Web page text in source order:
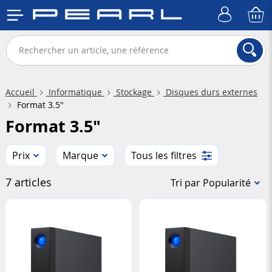
Accueil Informatique Stockage
Disques durs externes
Format 3.5"
Format 3.5"
Prix Marque Tous les filtres
7 articles Tri par Popularité